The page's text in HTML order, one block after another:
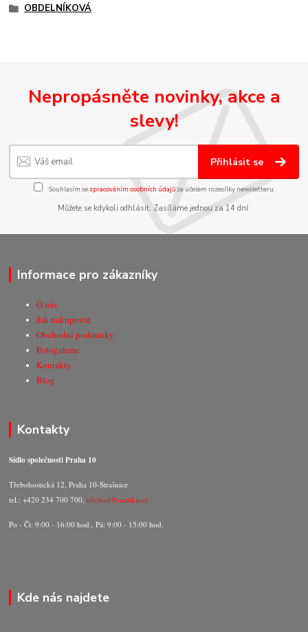
OBDELNÍKOVÁ
Nepropásněte novinky, akce a
slevy!
Přihlásit se
Souhlasím se zpracováním osobních údajůza účelem rozesílky newsletteru.
Můžete se kdykoli odhlásit. Zasíláme jednou za 14 dní.
Informace pro zákazníky
O nás
Jak nakupovat
Obchodní podmínky
Fotogalerie
Kontakty
Blog
Kontakty
Sídlo společnosti Praha 10
Třebohostická 12, Praha 10-Strašnice
tel.: +420 234 700 700,obchod@razitka.cz
Po - Čt: 9:00 - 16:00 hod., Pá: 9:00 - 15:00 hod.
Kde nás najdete